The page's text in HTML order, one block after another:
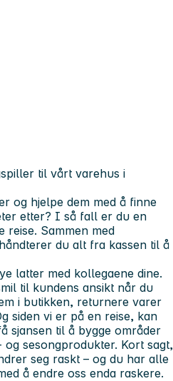
til vårt varehus i
og hjelpe dem med å finne
etter? I så fall er du en
reise. Sammen med
du alt fra kassen til å
latter med kollegaene dine.
til kundens ansikt når du
i butikken, returnere varer
siden vi er på en reise, kan
sjansen til å bygge områder
sesongprodukter. Kort sagt,
seg raskt – og du har alle
å endre oss enda raskere.